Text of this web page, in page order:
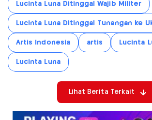
Lucinta Luna Ditinggal Wajib Militer
Lucinta Luna Ditinggal Tunangan ke
Artis Indonesia artis Lucinta
Lucinta Luna
Lihat Berita Terkait